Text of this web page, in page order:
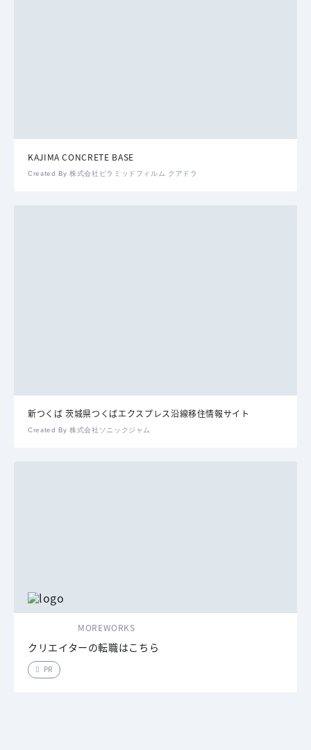
KAJIMA CONCRETE BASE
Created By 株式会社ピラミッドフィルム クアドラ
新つくば 茨城県つくばエクスプレス沿線移住情報サイト
Created By 株式会社ソニックジャム
MOREWORKS
クリエイターの転職はこちら
PR